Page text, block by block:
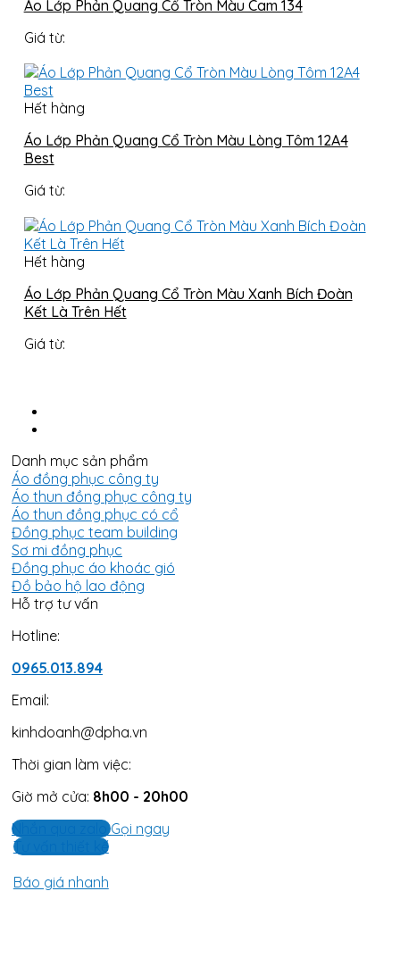
Áo Lớp Phản Quang Cổ Tròn Màu Cam 134
Giá từ:
Hết hàng
Áo Lớp Phản Quang Cổ Tròn Màu Lòng Tôm 12A4
Best
Giá từ:
Hết hàng
Áo Lớp Phản Quang Cổ Tròn Màu Xanh Bích Đoàn
Kết Là Trên Hết
Giá từ:
Danh mục sản phẩm
Áo đồng phục công ty
Áo thun đồng phục công ty
Áo thun đồng phục có cổ
Đồng phục team building
Sơ mi đồng phục
Đồng phục áo khoác gió
Đồ bảo hộ lao động
Hỗ trợ tư vấn
Hotline:
0965.013.894
Email:
kinhdoanh@dpha.vn
Thời gian làm việc:
Giờ mở cửa: 8h00 - 20h00
Nhắn qua zalo
Gọi ngay
Tư vấn thiết kế
Báo giá nhanh